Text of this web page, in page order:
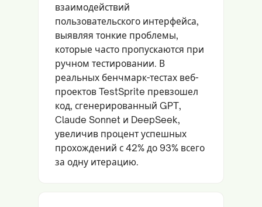
взаимодействий
пользовательского интерфейса,
выявляя тонкие проблемы,
которые часто пропускаются при
ручном тестировании. В
реальных бенчмарк-тестах веб-
проектов TestSprite превзошел
код, сгенерированный GPT,
Claude Sonnet и DeepSeek,
увеличив процент успешных
прохождений с 42% до 93% всего
за одну итерацию.